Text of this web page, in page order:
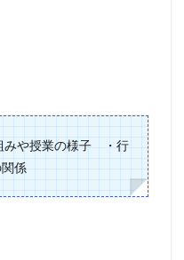
みや授業の様子 ・行
係